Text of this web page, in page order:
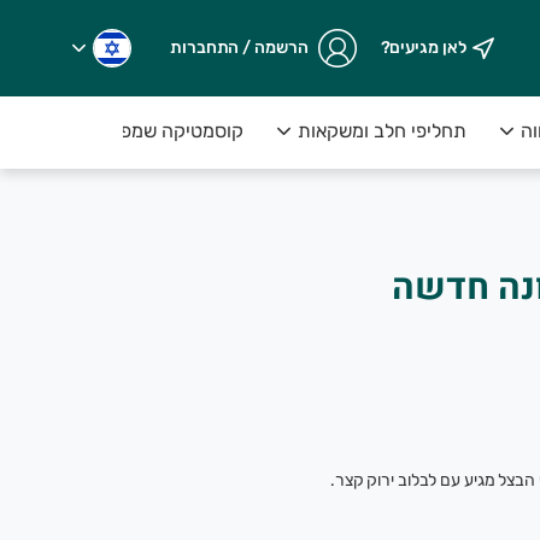
המנוי>>
לאן מגיעים? הרשמה / התחברות
תחליפי חלב ומשקאות קוסמטיקה שמפו וסבונים
חדשה
הבצל מגיע עם לבלוב ירוק קצר.